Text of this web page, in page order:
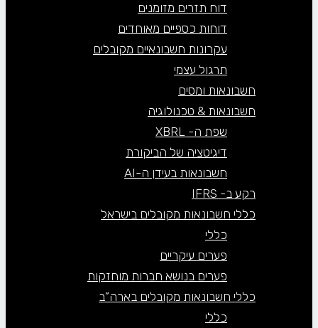
דוח תזרים מזומנים
דוחות כספיים מאוחדים
עקרונות חשבונאיים מקובלים
תרגול עצמי
חשבונאות ומסים
חשבונאות & טכנולוגיה
שפת ה- XBRL
דיגיטציה של הביקורת
חשבונאות בעידן ה-AI
רקע ב- IFRS
כללי חשבונאות מקובלים בישראל
כללי
פערים עיקריים
פערים בנושא חברות מוחזקות
כללי חשבונאות מקובלים בארה”ב
כללי